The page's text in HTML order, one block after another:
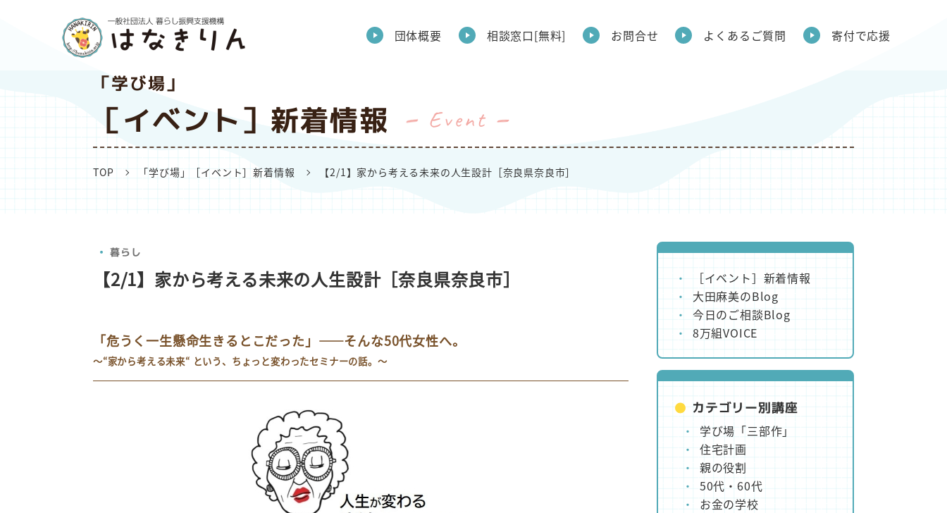
団体概要 相談窓口[無料] お問合せ よくあるご質問 寄付で応援
「学び場」
［イベント］新着情報 Event
TOP 「学び場」［イベント］新着情報 【2/1】家から考える未来の人生設計［奈良県奈良市］
暮らし
【2/1】家から考える未来の人生設計［奈良県奈良市］
「危うく一生懸命生きるとこだった」——そんな50代女性へ。
～“家から考える未来“ という、ちょっと変わったセミナーの話。 ～
［イベント］新着情報
大田麻美のBlog
今日のご相談Blog
8万組VOICE
カテゴリー別講座
学び場「三部作」
住宅計画
親の役割
50代・60代
お金の学校